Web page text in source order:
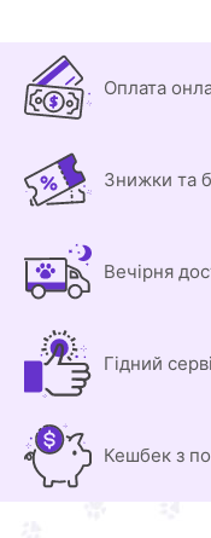
Оплата
Знижки та
Вечірня
Гідний
Кешбек з